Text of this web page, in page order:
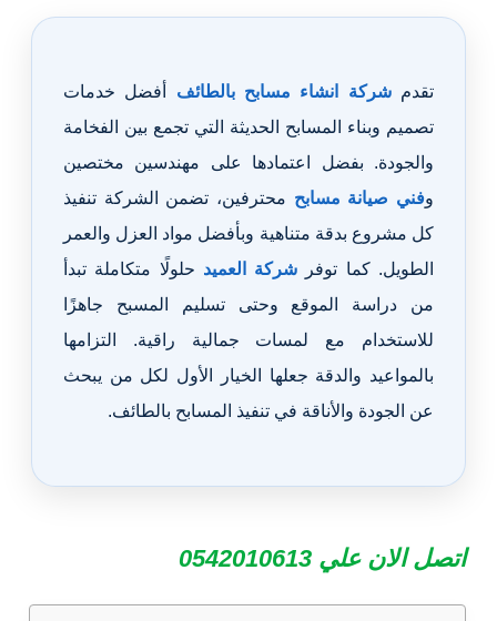
تقدمشركة انشاء مسابح بالطائف أفضل خدمات
تصميم وبناء المسابح الحديثة التي تجمع بين الفخامة
والجودة. بفضل اعتمادها على مهندسين مختصين
وفني صيانة مسابح محترفين، تضمن الشركة تنفيذ
كل مشروع بدقة متناهية وبأفضل مواد العزل والعمر
الطويل. كما توفر شركة العميد حلولًا متكاملة تبدأ
من دراسة الموقع وحتى تسليم المسبح جاهزًا
للاستخدام مع لمسات جمالية راقية. التزامها
بالمواعيد والدقة جعلها الخيار الأول لكل من يبحث
عن الجودة والأناقة في تنفيذ المسابح بالطائف.
اتصل الان علي 0542010613